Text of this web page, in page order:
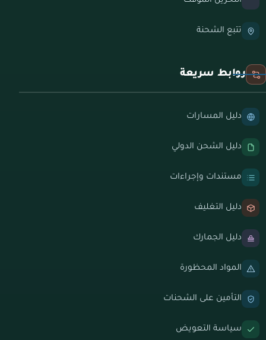
تتبع الشحنة
روابط سريعة
دليل المسارات
دليل الشحن الدولي
مستندات وإجراءات
دليل التغليف
دليل الجمارك
المواد المحظورة
التأمين على الشحنات
سياسة التعويض